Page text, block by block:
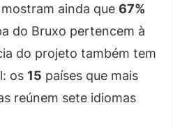
ainda que 67%
do Bruxo pertencem à
do projeto também tem
os 15 países que mais
reúnem sete idiomas